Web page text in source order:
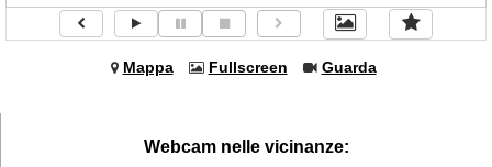
Mappa Fullscreen Guarda
Webcam nelle vicinanze: